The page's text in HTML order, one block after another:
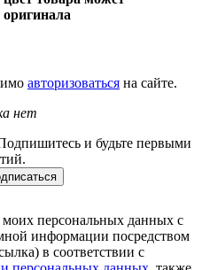
оригинала
авторизоваться на сайте.
нет
и будьте первыми
моих персональных данных с
информации посредством
в соответствии с